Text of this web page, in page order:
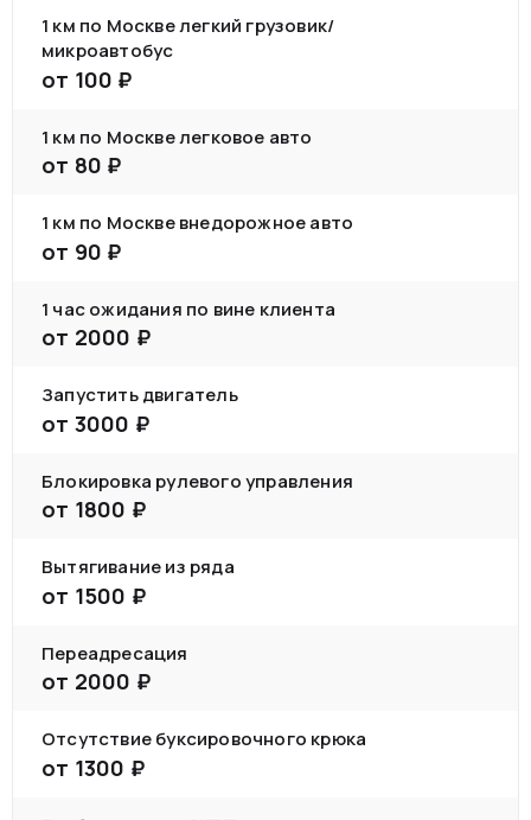
1 км по Москве легкий грузовик/
микроавтобус
от 100 ₽
1 км по Москве легковое авто
от 80 ₽
1 км по Москве внедорожное авто
от 90 ₽
1 час ожидания по вине клиента
от 2000 ₽
Запустить двигатель
от 3000 ₽
Блокировка рулевого управления
от 1800 ₽
Вытягивание из ряда
от 1500 ₽
Переадресация
от 2000 ₽
Отсутствие буксировочного крюка
от 1300 ₽